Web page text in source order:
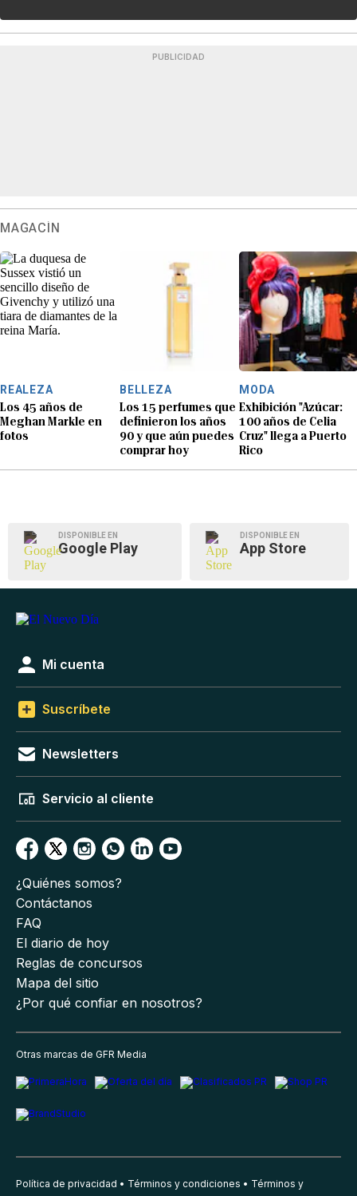
PUBLICIDAD
MAGACÍN
REALEZA
Los 45 años de
Meghan Markle en
fotos
BELLEZA
Los 15 perfumes que
definieron los años
90 y que aún puedes
comprar hoy
MODA
Exhibición "Azúcar:
100 años de Celia
Cruz" llega a Puerto
Rico
DISPONIBLE EN
Google Play
DISPONIBLE EN
App Store
Mi cuenta
Suscríbete
Newsletters
Servicio al cliente
¿Quiénes somos?
Contáctanos
FAQ
El diario de hoy
Reglas de concursos
Mapa del sitio
¿Por qué confiar en nosotros?
Otras marcas de GFR Media
Política de privacidad Términos y condiciones Términos y